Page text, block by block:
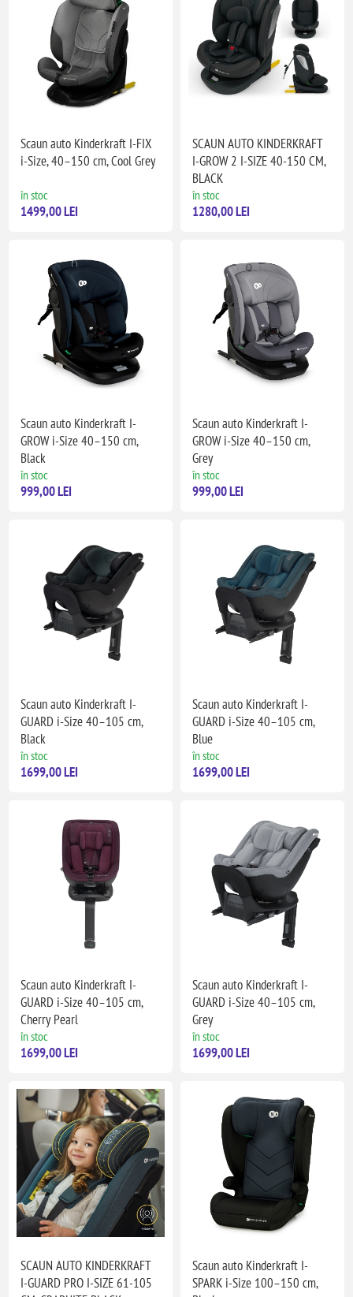
Scaun auto Kinderkraft I-FIX
i-Size, 40–150 cm, Cool Grey
în stoc
1499,00 LEI
SCAUN AUTO KINDERKRAFT
I-GROW 2 I-SIZE 40-150 CM,
BLACK
în stoc
1280,00 LEI
Scaun auto Kinderkraft I-
GROW i-Size 40–150 cm,
Black
în stoc
999,00 LEI
Scaun auto Kinderkraft I-
GROW i-Size 40–150 cm,
Grey
în stoc
999,00 LEI
Scaun auto Kinderkraft I-
GUARD i-Size 40–105 cm,
Black
în stoc
1699,00 LEI
Scaun auto Kinderkraft I-
GUARD i-Size 40–105 cm,
Blue
în stoc
1699,00 LEI
Scaun auto Kinderkraft I-
GUARD i-Size 40–105 cm,
Cherry Pearl
în stoc
1699,00 LEI
Scaun auto Kinderkraft I-
GUARD i-Size 40–105 cm,
Grey
în stoc
1699,00 LEI
SCAUN AUTO KINDERKRAFT
I-GUARD PRO I-SIZE 61-105
Scaun auto Kinderkraft I-
SPARK i-Size 100–150 cm,